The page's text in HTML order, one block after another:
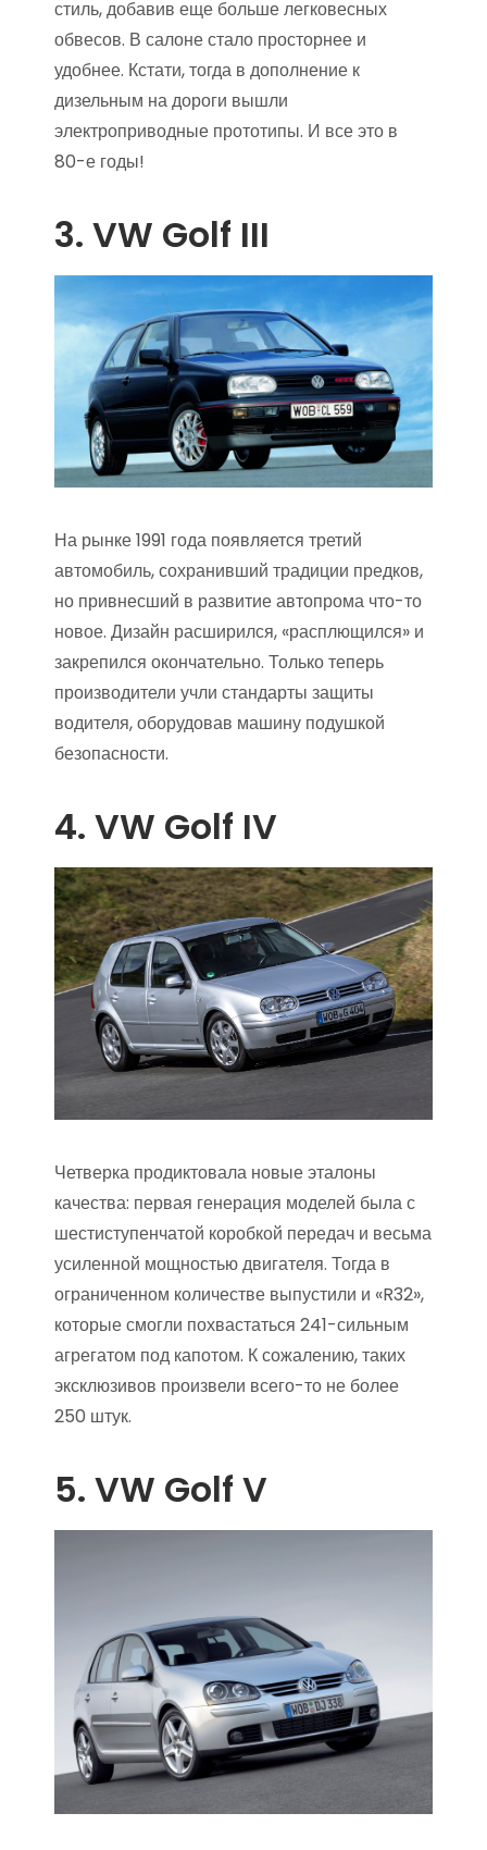
стиль, добавив еще больше легковесных
обвесов. В салоне стало просторнее и
удобнее. Кстати, тогда в дополнение к
дизельным на дороги вышли
электроприводные прототипы. И все это в
80-е годы!
3. VW Golf III
На рынке 1991 года появляется третий
автомобиль, сохранивший традиции предков,
но привнесший в развитие автопрома что-то
новое. Дизайн расширился, «расплющился» и
закрепился окончательно. Только теперь
производители учли стандарты защиты
водителя, оборудовав машину подушкой
безопасности.
4. VW Golf IV
Четверка продиктовала новые эталоны
качества: первая генерация моделей была с
шестиступенчатой коробкой передач и весьма
усиленной мощностью двигателя. Тогда в
ограниченном количестве выпустили и «R32»,
которые смогли похвастаться 241-сильным
агрегатом под капотом. К сожалению, таких
эксклюзивов произвели всего-то не более
250 штук.
5. VW Golf V